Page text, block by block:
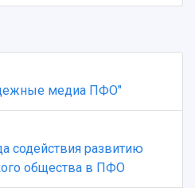
медиа ПФО"
содействия развитию
общества в ПФО